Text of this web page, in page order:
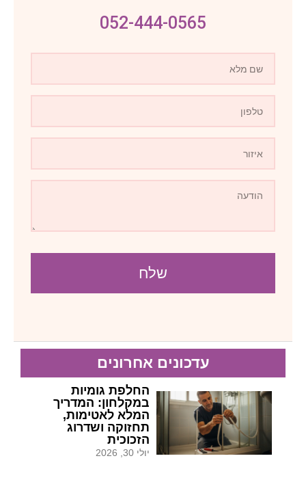
052-444-0565
שלח
עדכונים אחרונים
החלפת גומיות
במקלחון: המדריך
המלא לאטימות,
תחזוקה ושדרוג
הזכוכית
יולי 30, 2026